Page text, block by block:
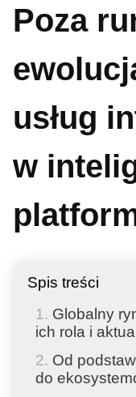
Poza
usług
w
Spis treści
Globalny
ich rola i
Od
do